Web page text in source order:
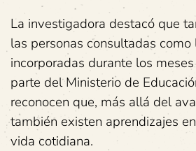
La investigadora destacó que
las personas consultadas como
incorporadas durante los
parte del Ministerio de
reconocen que, más allá del
también existen aprendizajes
vida cotidiana.